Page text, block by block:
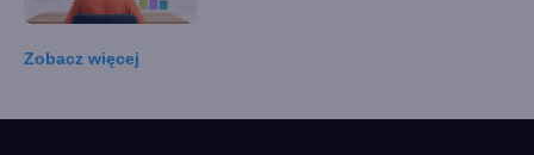
Zobacz więcej